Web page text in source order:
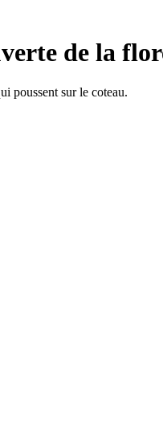
de la
poussent sur le coteau.